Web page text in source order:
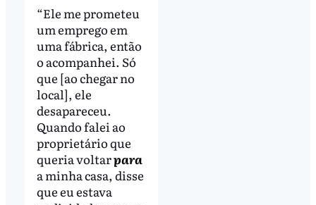
“Ele me prometeu
um emprego em
uma fábrica, então
o acompanhei. Só
que [ao chegar no
local], ele
desapareceu.
Quando falei ao
proprietário que
queria voltarpara
a minha casa, disse
que eu estava